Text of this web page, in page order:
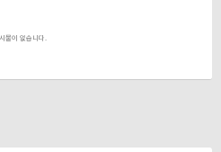
물이 없습니다.